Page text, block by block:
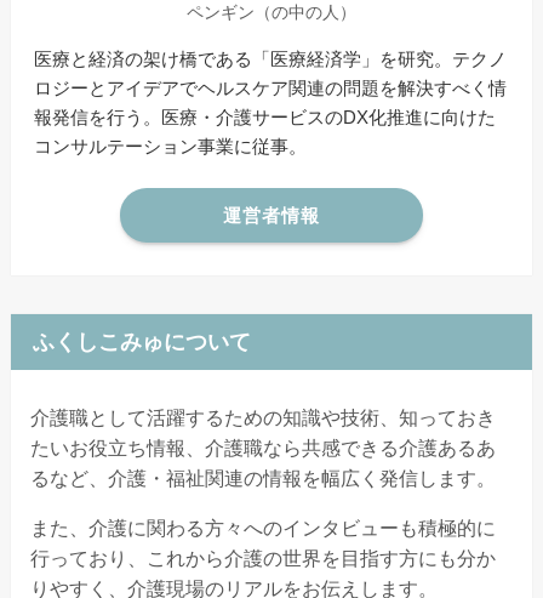
ペンギン（の中の人）
医療と経済の架け橋である「医療経済学」を研究。テクノ
ロジーとアイデアでヘルスケア関連の問題を解決すべく情
報発信を行う。医療・介護サービスのDX化推進に向けた
コンサルテーション事業に従事。
運営者情報
ふくしこみゅについて
介護職として活躍するための知識や技術、知っておき
たいお役立ち情報、介護職なら共感できる介護あるあ
るなど、介護・福祉関連の情報を幅広く発信します。
また、介護に関わる方々へのインタビューも積極的に
行っており、これから介護の世界を目指す方にも分か
りやすく、介護現場のリアルをお伝えします。